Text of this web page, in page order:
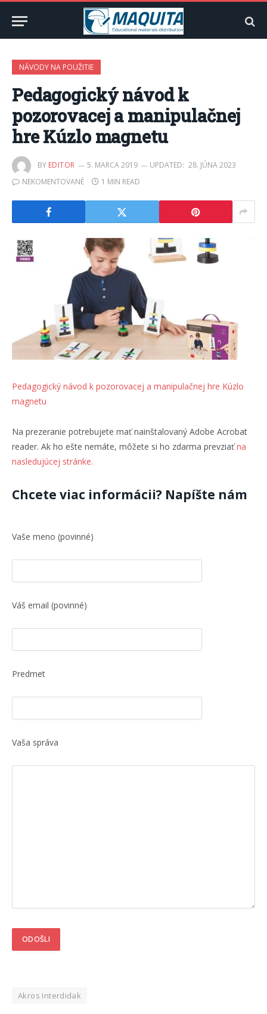
NÁVODY NA POUŽITIE
Pedagogický návod k
pozorovacej a manipulačnej
hre Kúzlo magnetu
BY EDITOR 5. MARCA 2019 UPDATED: 28. JÚNA 2023
NEKOMENTOVANÉ
1 MIN READ
Pedagogický návod k pozorovacej a manipulačnej hre Kúzlo
magnetu
Na prezeranie potrebujete mať nainštalovaný Adobe Acrobat
reader. Ak ho ešte nemáte, môžete si ho zdarma prevziaťna
nasledujúcej stránke.
Chcete viac informácii? Napíšte nám
Vaše meno (povinné)
Váš email (povinné)
Predmet
Vaša správa
Akros Interdidak